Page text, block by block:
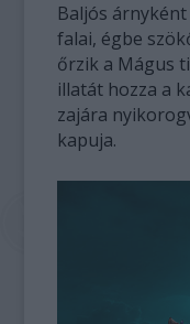
Baljós
falai, égbe
őrzik a Mágus
illatát hozza a
zajára
kapuja.